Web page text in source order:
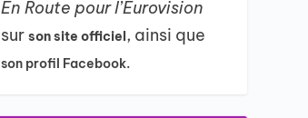
En Route pour l’Eurovision
surson site officiel, ainsi que
son profil Facebook.